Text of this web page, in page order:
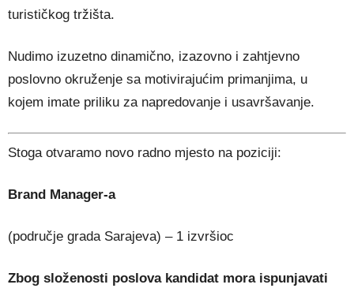
turističkog tržišta.
Nudimo izuzetno dinamično, izazovno i zahtjevno
poslovno okruženje sa motivirajućim primanjima, u
kojem imate priliku za napredovanje i usavršavanje.
Stoga otvaramo novo radno mjesto na poziciji:
Brand Manager-a
(područje grada Sarajeva) – 1 izvršioc
Zbog složenosti poslova kandidat mora ispunjavati